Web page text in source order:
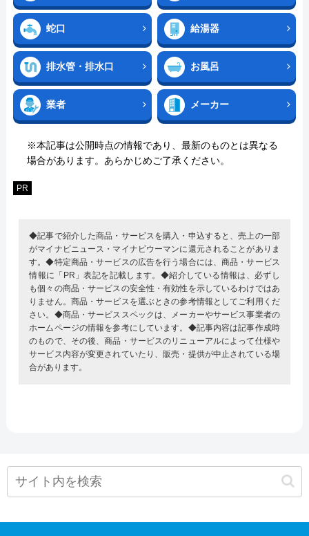
蛇口 給湯器
排水管・排水口 お風呂
業者 メーカー
※本記事は公開時点の情報であり、最新のものとは異なる
場合があります。あらかじめご了承ください。
PR
◆記事で紹介した商品・サービスを購入・申込すると、売上の一部
がマイナビニュース・マイナビウーマンに還元されることがありま
す。◆特定商品・サービスの広告を行う場合には、商品・サービス
情報に「PR」表記を記載します。◆紹介している情報は、必ずし
も個々の商品・サービスの安全性・有効性を示しているわけではあ
りません。商品・サービスを選ぶときの参考情報としてご利用くだ
さい。◆商品・サービススペックは、メーカーやサービス事業者の
ホームページの情報を参考にしています。◆記事内容は記事作成時
のもので、その後、商品・サービスのリニューアルによって仕様や
サービス内容が変更されていたり、販売・提供が中止されている場
合があります。